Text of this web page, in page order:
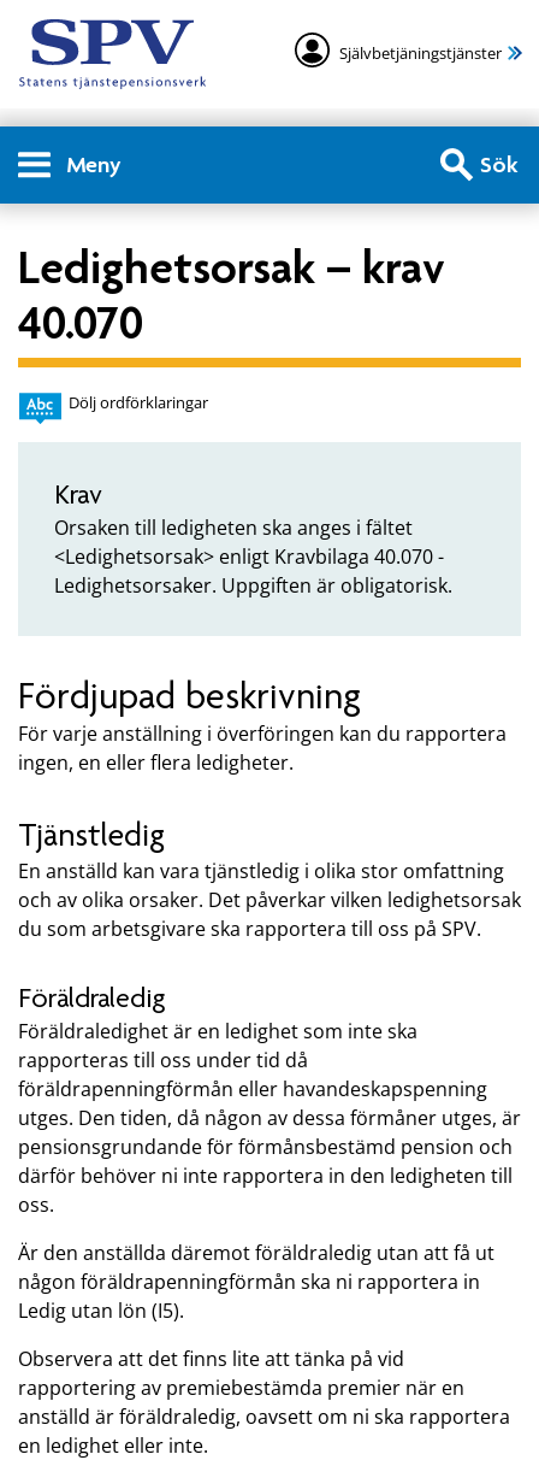
Självbetjäningstjänster
Meny Sök
Ledighetsorsak – krav
40.070
Dölj ordförklaringar
Krav
Orsaken till ledigheten ska anges i fältet
<Ledighetsorsak> enligt Kravbilaga 40.070 -
Ledighetsorsaker. Uppgiften är obligatorisk.
Fördjupad beskrivning
För varje anställning i överföringen kan du rapportera
ingen, en eller flera ledigheter.
Tjänstledig
En anställd kan vara tjänstledig i olika stor omfattning
och av olika orsaker. Det påverkar vilken ledighetsorsak
du som arbetsgivare ska rapportera till oss på SPV.
Föräldraledig
Föräldraledighet är en ledighet som inte ska
rapporteras till oss under tid då
föräldrapenningförmån eller havandeskapspenning
utges. Den tiden, då någon av dessa förmåner utges, är
pensionsgrundande för förmånsbestämd pension och
därför behöver ni inte rapportera in den ledigheten till
oss.
Är den anställda däremot föräldraledig utan att få ut
någon föräldrapenningförmån ska ni rapportera in
Ledig utan lön (I5).
Observera att det finns lite att tänka på vid
rapportering av premiebestämda premier när en
anställd är föräldraledig, oavsett om ni ska rapportera
en ledighet eller inte.